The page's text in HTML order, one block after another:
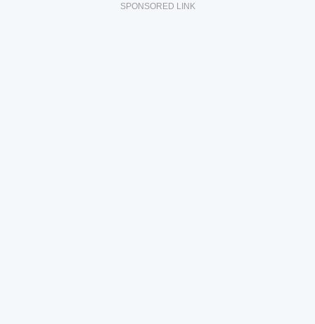
SPONSORED LINK